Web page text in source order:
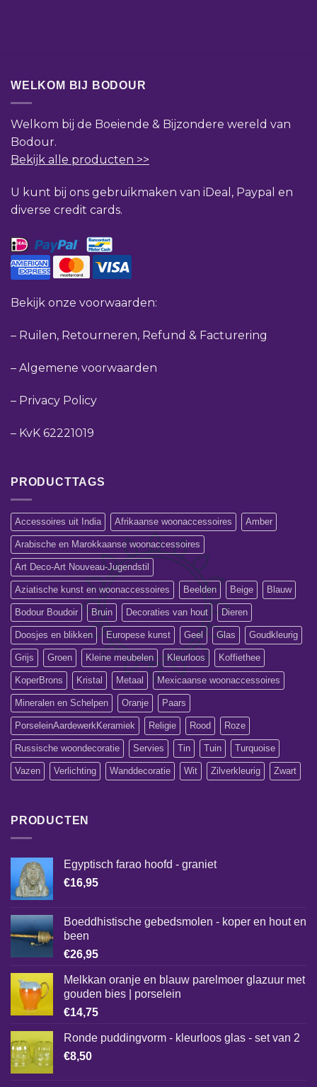
WELKOM BIJ BODOUR
Welkom bij de Boeiende & Bijzondere wereld van
Bodour.
Bekijk alle producten >>
U kunt bij ons gebruikmaken van iDeal, Paypal en
diverse credit cards.
Bekijk onze voorwaarden:
– Ruilen, Retourneren, Refund & Facturering
– Algemene voorwaarden
– Privacy Policy
– KvK 62221019
PRODUCTTAGS
Accessoires uit India Afrikaanse woonaccessoires Amber
Arabische en Marokkaanse woonaccessoires
Art Deco-Art Nouveau-Jugendstil
Aziatische kunst en woonaccessoires Beelden Beige Blauw
Bodour Boudoir Bruin Decoraties van hout Dieren
Doosjes en blikken Europese kunst Geel Glas Goudkleurig
Grijs Groen Kleine meubelen Kleurloos Koffiethee
KoperBrons Kristal Metaal Mexicaanse woonaccessoires
Mineralen en Schelpen Oranje Paars
PorseleinAardewerkKeramiek Religie Rood Roze
Russische woondecoratie Servies Tin Tuin Turquoise
Vazen Verlichting Wanddecoratie Wit Zilverkleurig Zwart
PRODUCTEN
Egyptisch farao hoofd - graniet
€16,95
Boeddhistische gebedsmolen - koper en hout en
been
€26,95
Melkkan oranje en blauw parelmoer glazuur met
gouden bies | porselein
€14,75
Ronde puddingvorm - kleurloos glas - set van 2
€8,50